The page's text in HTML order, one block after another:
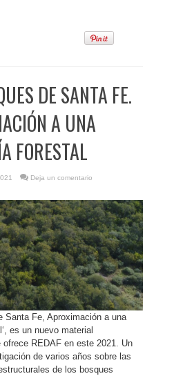
DE SANTA FE.
A UNA
FORESTAL
Deja un comentario
Santa Fe, Aproximación a una
es un nuevo material
ofrece REDAF en este 2021. Un
de varios años sobre las
de los bosques